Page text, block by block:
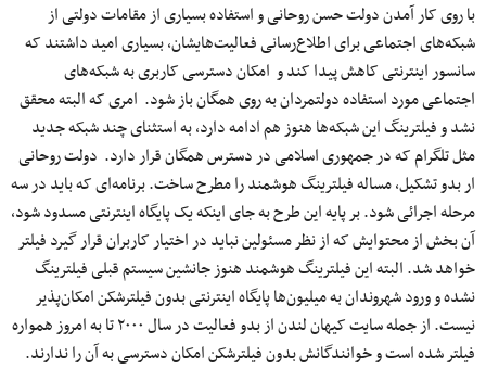
با روی کار آمدن دولت حسن روحانی و استفاده بسیاری از مقامات دولتی از
شبکه‌های اجتماعی برای اطلاع‌رسانی فعالیت‌هایشان، بسیاری امید داشتند که
سانسور اینترنتی کاهش پیدا کند و امکان دسترسی کاربری به شبکه‌های
اجتماعی مورد استفاده دولتمردان به روی همگان باز شود. امری که البته محقق
نشد و فیلترینگ این شبکه‌ها هنوز هم ادامه دارد، به استثنای چند شبکه جدید
مثل تلگرام که در جمهوری اسلامی در دسترس همگان قرار دارد. دولت روحانی
ار بدو تشکیل، مساله فیلترینگ هوشمند را مطرح ساخت. برنامه‌ای که باید در سه
مرحله اجرائی شود. بر پایه این طرح به جای اینکه یک پایگاه اینترنتی مسدود شود،
آن بخش از محتوایش که از نظر مسئولین نباید در اختیار کاربران قرار گیرد فیلتر
خواهد شد. البته این فیلترینگ هوشمند هنوز جانشین سیستم قبلی فیلترینگ
نشده و ورود شهروندان به میلیون‌ها پایگاه اینترنتی بدون فیلترشکن امکان‌پذیر
نیست. از جمله سایت کیهان لندن از بدو فعالیت در سال ۲۰۰۰ تا به امروز همواره
فیلتر شده است و خوانندگانش بدون فیلترشکن امکان دسترسی به آن را ندارند.